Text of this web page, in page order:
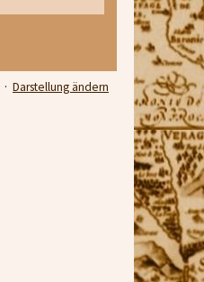
· Darstellung ändern